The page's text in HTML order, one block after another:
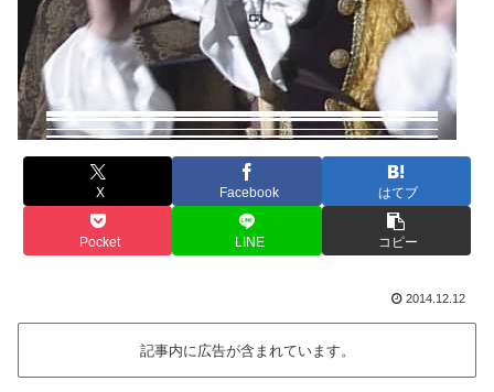
X Facebook はてブ
Pocket LINE コピー
2014.12.12
記事内に広告が含まれています。